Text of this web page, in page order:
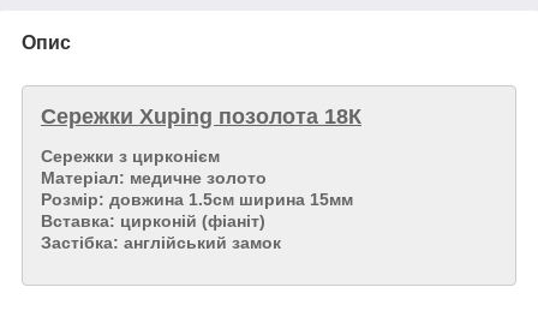
Опис
Сережки Xuping позолота 18К
Сережки з цирконієм
Матеріал: медичне золото
Розмір: довжина 1.5см ширина 15мм
Вставка: цирконій (фіаніт)
Застібка: англійський замок